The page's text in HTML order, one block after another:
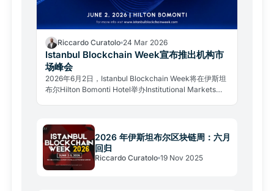
Riccardo Curatolo 24 Mar 2026
Istanbul Blockchain Week宣布推出机构市
场峰会
2026年6月2日，Istanbul Blockchain Week将在伊斯坦
布尔Hilton Bomonti Hotel举办Institutional Markets
2026 年伊斯坦布尔区块链周：六月
回归
Riccardo Curatolo 19 Nov 2025